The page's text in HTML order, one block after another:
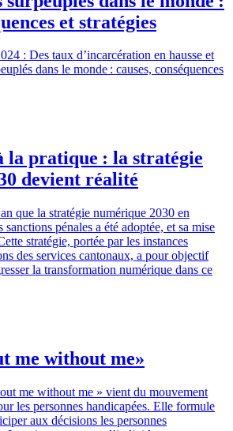
et stratégies
: Des taux d’incarcération en hausse et
dans le monde : causes, conséquences
la pratique : la stratégie
devient réalité
que la stratégie numérique 2030 en
sanctions pénales a été adoptée, et sa mise
stratégie, portée par les instances
des services cantonaux, a pour objectif
la transformation numérique dans ce
me without me»
me without me » vient du mouvement
les personnes handicapées. Elle formule
aux décisions les personnes